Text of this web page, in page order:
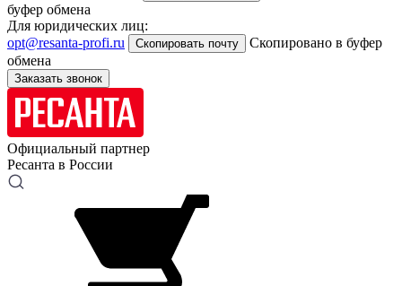
буфер обмена
Для юридических лиц:
opt@resanta-profi.ru
Скопировать почту
Скопировано в буфер
обмена
Заказать звонок
Официальный партнер
Ресанта в России